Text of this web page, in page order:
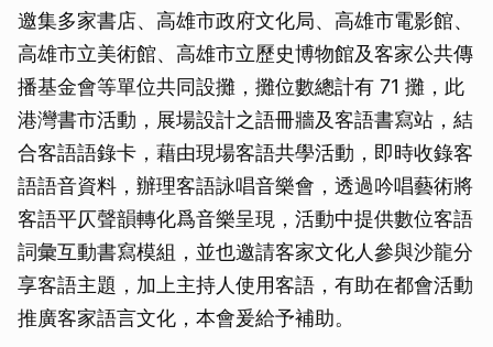
邀集多家書店、高雄市政府文化局、高雄市電影館、
高雄市立美術館、高雄市立歷史博物館及客家公共傳
播基金會等單位共同設攤，攤位數總計有 71 攤，此
港灣書市活動，展場設計之語冊牆及客語書寫站，結
合客語語錄卡，藉由現場客語共學活動，即時收錄客
語語音資料，辦理客語詠唱音樂會，透過吟唱藝術將
客語平仄聲韻轉化爲音樂呈現，活動中提供數位客語
詞彙互動書寫模組，並也邀請客家文化人參與沙龍分
享客語主題，加上主持人使用客語，有助在都會活動
推廣客家語言文化，本會爰給予補助。